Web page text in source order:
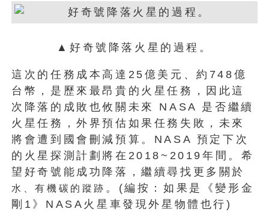
▲好奇號降落火星的過程。
這次的任務成本高達25億美元、約748億
台幣，是歷來最昂貴的火星任務，因此這
次降落的成敗也攸關未來 NASA 是否繼續
火星任務，外界預估如果任務失敗，未來
將會遭到國會刪減預算。NASA 預定下次
的火星探測計劃將在2018~2019年間。希
望好奇號能成功降落，繼續尋找更多關於
水、有機碳的蹤跡 。(編按：如果是《變形金
剛1》NASA火星車發現外星物體也行)